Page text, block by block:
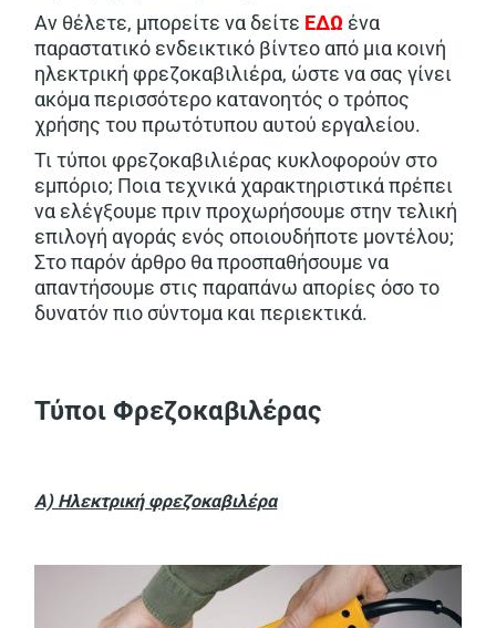
Αν θέλετε, μπορείτε να δείτε ΕΔΩ ένα
παραστατικό ενδεικτικό βίντεο από μια κοινή
ηλεκτρική φρεζοκαβιλιέρα, ώστε να σας γίνει
ακόμα περισσότερο κατανοητός ο τρόπος
χρήσης του πρωτότυπου αυτού εργαλείου.
Τι τύποι φρεζοκαβιλιέρας κυκλοφορούν στο
εμπόριο; Ποια τεχνικά χαρακτηριστικά πρέπει
να ελέγξουμε πριν προχωρήσουμε στην τελική
επιλογή αγοράς ενός οποιουδήποτε μοντέλου;
Στο παρόν άρθρο θα προσπαθήσουμε να
απαντήσουμε στις παραπάνω απορίες όσο το
δυνατόν πιο σύντομα και περιεκτικά.
Τύποι Φρεζοκαβιλέρας
Α) Ηλεκτρική φρεζοκαβιλέρα